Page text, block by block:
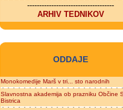
------------------------------------
ARHIV TEDNIKOV
ODDAJE
Monokomedije Marš v tri... sto narodnih
Slavnostna akademija ob prazniku Občine
Bistrica